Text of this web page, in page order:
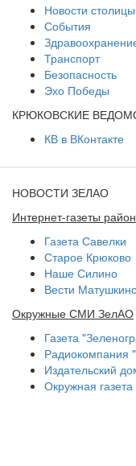
Новости столицы
События
Транспорт
Безопасность
Эхо Победы
КРЮКОВСКИЕ
КВ в ВКонтакте
НОВОСТИ ЗЕЛАО
Интернет-газеты
Газета Савелки
Старое Крюково
Наше Силино
Вести
Окружные СМИ ЗелАО
Газета
Радиокомпания
Издательский
Окружная